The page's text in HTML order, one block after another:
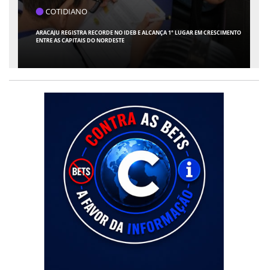
COTIDIANO
ARACAJU REGISTRA RECORDE NO IDEB E ALCANÇA 1° LUGAR EM CRESCIMENTO
ENTRE AS CAPITAIS DO NORDESTE